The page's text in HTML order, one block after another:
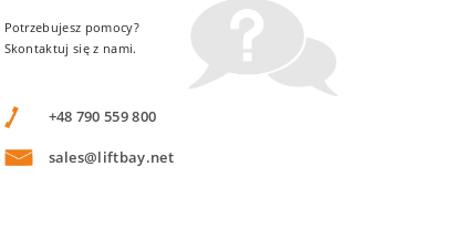
Potrzebujesz pomocy?
Skontaktuj się z nami.
+48 790 559 800
sales@liftbay.net